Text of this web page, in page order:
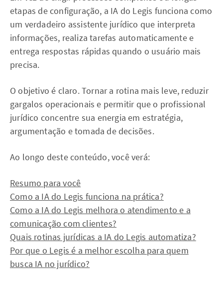
etapas de configuração, a IA do Legis funciona como
um verdadeiro assistente jurídico que interpreta
informações, realiza tarefas automaticamente e
entrega respostas rápidas quando o usuário mais
precisa.
O objetivo é claro. Tornar a rotina mais leve, reduzir
gargalos operacionais e permitir que o profissional
jurídico concentre sua energia em estratégia,
argumentação e tomada de decisões.
Ao longo deste conteúdo, você verá:
Resumo para você
Como a IA do Legis funciona na prática?
Como a IA do Legis melhora o atendimento e a
comunicação com clientes?
Quais rotinas jurídicas a IA do Legis automatiza?
Por que o Legis é a melhor escolha para quem
busca IA no jurídico?